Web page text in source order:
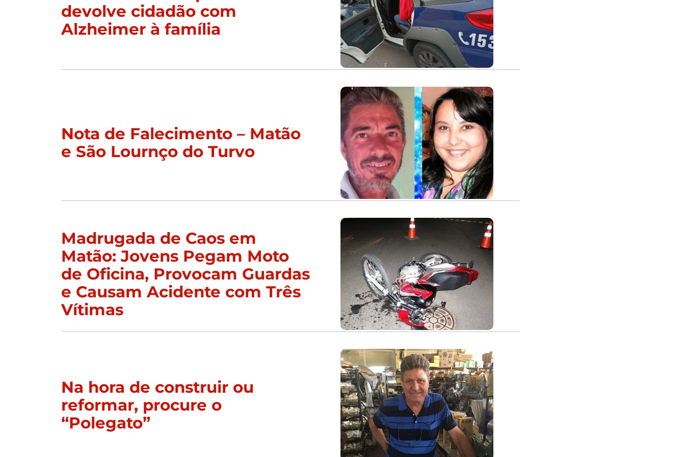
devolve cidadão com
Alzheimer à família
Nota de Falecimento – Matão
e São Lournço do Turvo
Madrugada de Caos em
Matão: Jovens Pegam Moto
de Oficina, Provocam Guardas
e Causam Acidente com Três
Vítimas
Na hora de construir ou
reformar, procure o
“Polegato”